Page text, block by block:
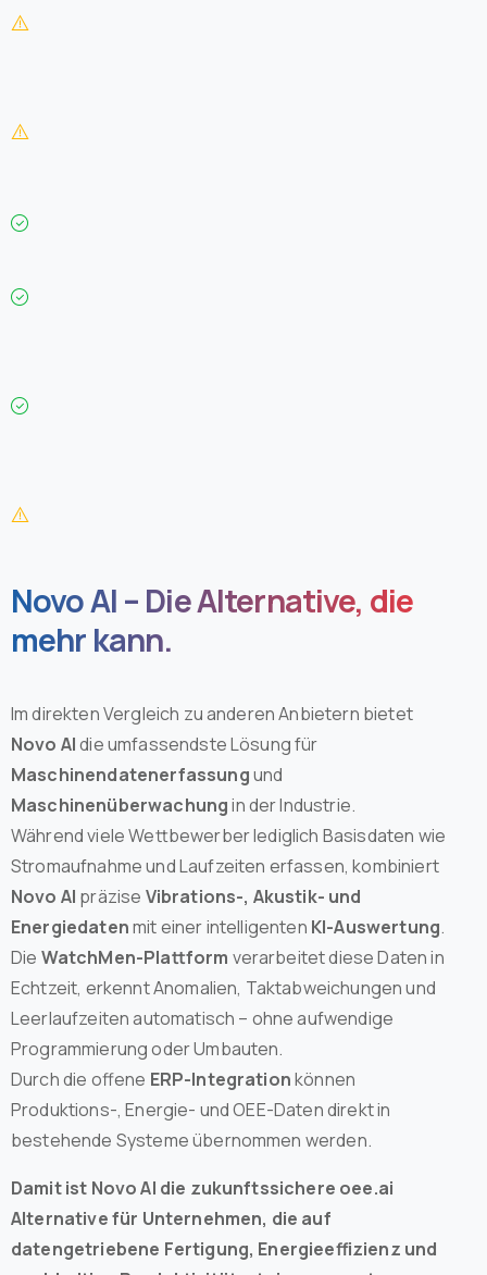
Novo AI – Die Alternative, die
mehr kann.
Im direkten Vergleich zu anderen Anbietern bietet
Novo AIdie umfassendste Lösung für
Maschinendatenerfassungund
Maschinenüberwachungin der Industrie.
Während viele Wettbewerber lediglich Basisdaten wie
Stromaufnahme und Laufzeiten erfassen, kombiniert
Novo AI präzise Vibrations-, Akustik- und
Energiedatenmit einer intelligenten KI-Auswertung.
Die WatchMen-Plattform verarbeitet diese Daten in
Echtzeit, erkennt Anomalien, Taktabweichungen und
Leerlaufzeiten automatisch – ohne aufwendige
Programmierung oder Umbauten.
Durch die offene ERP-Integrationkönnen
Produktions-, Energie- und OEE-Daten direkt in
bestehende Systeme übernommen werden.
Damit ist Novo AI die zukunftssichere oee.ai
Alternative für Unternehmen, die auf
datengetriebene Fertigung, Energieeffizienz und